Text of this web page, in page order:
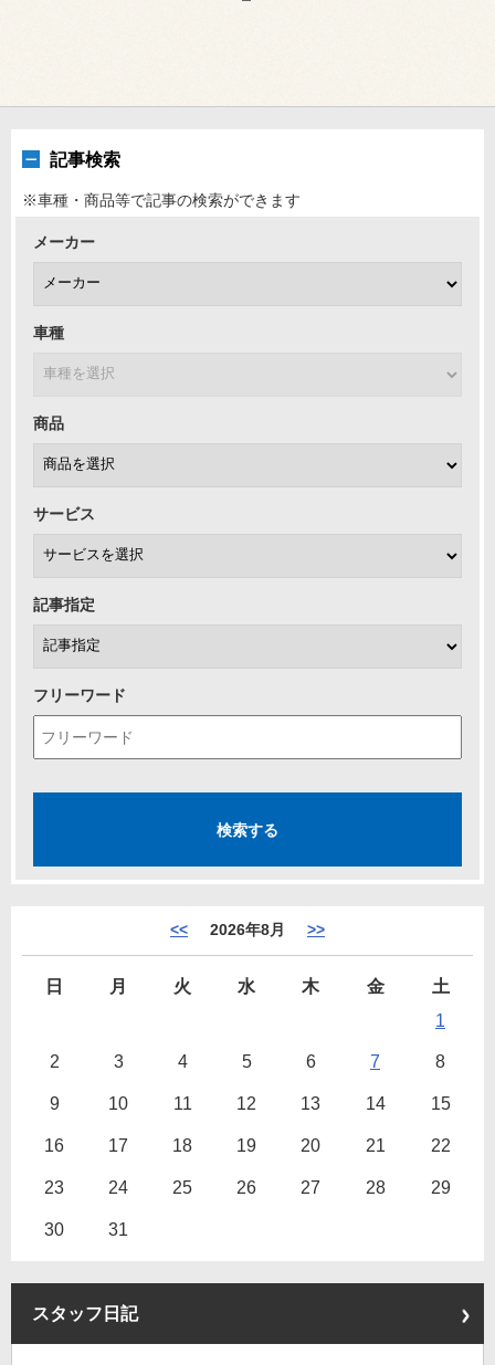
記事検索
※車種・商品等で記事の検索ができます
メーカー
車種
商品
サービス
記事指定
フリーワード
<< 2026年8月 >>
日 月 火 水 木 金
土
1
2 3 4 5 6 7 8
9 10 11 12 13 14 15
16 17 18 19 20 21 22
23 24 25 26 27 28 29
30 31
スタッフ日記